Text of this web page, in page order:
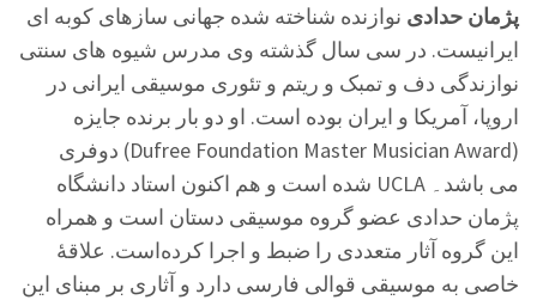
پژمان حدادی نوازنده شناخته شده جهانی سازهای کوبه ای
ایرانیست. در سی سال گذشته وی مدرس شیوه های سنتی
نوازندگی دف و تمبک و ریتم و تئوری موسیقی ایرانی در
اروپا، آمریکا و ایران بوده است. او دو بار برنده جایزه
دوفری (Dufree Foundation Master Musician Award)
شده است و هم اکنون استاد دانشگاه UCLA می باشد۔
پژمان حدادی عضو گروه موسیقی دستان است و همراه
این گروه آثار متعددی را ضبط و اجرا کرده‌است. علاقهٔ
خاصی به موسیقی قوالی فارسی دارد و آثاری بر مبنای این